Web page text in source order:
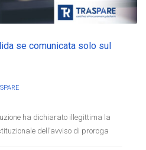
se comunicata solo sul
ha dichiarato illegittima la
dell’avviso di proroga